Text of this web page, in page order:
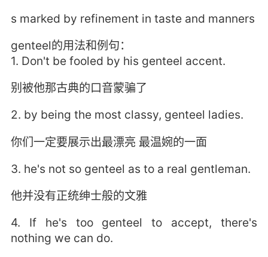
s marked by refinement in taste and manners
genteel的用法和例句：
1. Don't be fooled by his genteel accent.
别被他那古典的口音蒙骗了
2. by being the most classy, genteel ladies.
你们一定要展示出最漂亮 最温婉的一面
3. he's not so genteel as to a real gentleman.
他并没有正统绅士般的文雅
4. If he's too genteel to accept, there's
nothing we can do.